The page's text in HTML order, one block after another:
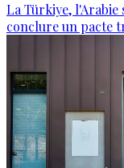
La Türkiye, l'Arabie
conclure un pacte